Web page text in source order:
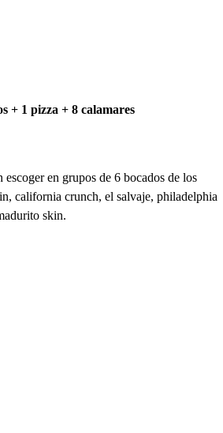
+ 1 pizza + 8 calamares
escoger en grupos de 6 bocados de los
california crunch, el salvaje, philadelphia
skin.